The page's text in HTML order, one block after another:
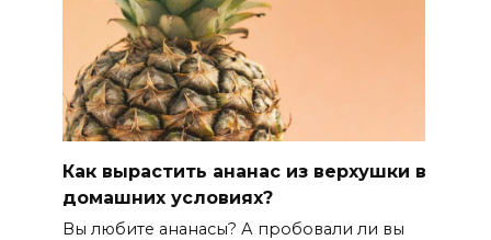
Как вырастить ананас из верхушки в
домашних условиях?
Вы любите ананасы? А пробовали ли вы